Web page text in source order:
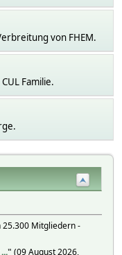
von FHEM.
Familie.
25.300 Mitgliedern -
" (09 August 2026,